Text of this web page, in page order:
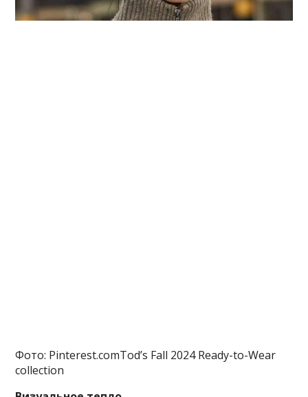
Фото: Pinterest.comTod’s Fall 2024 Ready-to-Wear
collection